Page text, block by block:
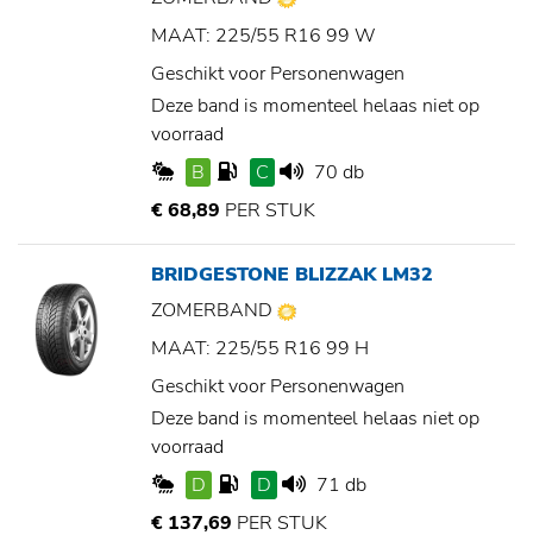
MAAT: 225/55 R16 99 W
Geschikt voor Personenwagen
Deze band is momenteel helaas niet op
voorraad
B
C
70 db
€ 68,89 PER STUK
BRIDGESTONE BLIZZAK LM32
ZOMERBAND
MAAT: 225/55 R16 99 H
Geschikt voor Personenwagen
Deze band is momenteel helaas niet op
voorraad
D
D
71 db
€ 137,69 PER STUK